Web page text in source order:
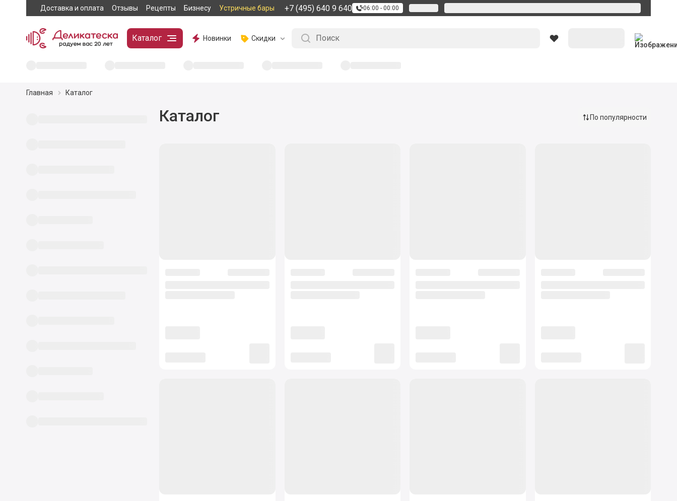
Доставка и оплата Отзывы Рецепты Бизнесу Устричные бары +7 (495) 640 9 640 06:00 - 00:00
Каталог Новинки Скидки
Главная Каталог
Каталог По популярности